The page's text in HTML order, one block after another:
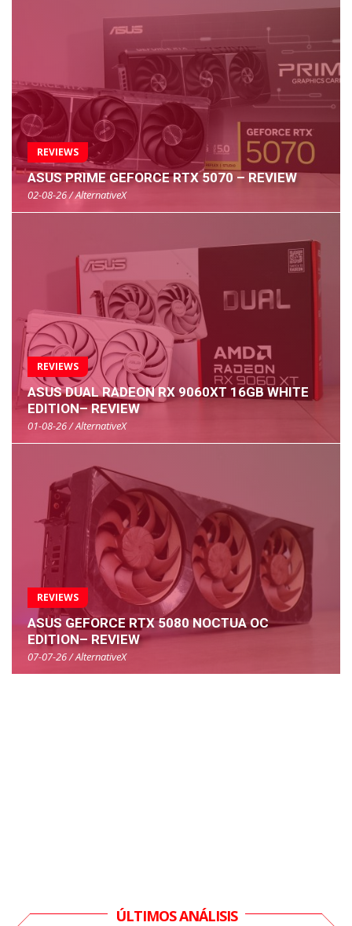
REVIEWS
ASUS PRIME GEFORCE RTX 5070 – REVIEW
02-08-26 / AlternativeX
REVIEWS
ASUS DUAL RADEON RX 9060XT 16GB WHITE
EDITION– REVIEW
01-08-26 / AlternativeX
REVIEWS
ASUS GEFORCE RTX 5080 NOCTUA OC
EDITION– REVIEW
07-07-26 / AlternativeX
ÚLTIMOS ANÁLISIS